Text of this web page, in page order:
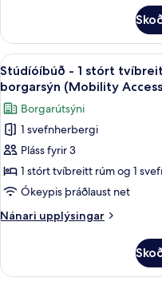
svefnsófa
borgarsýn
(Mobility
Accessible,
Tub)
-
stórt
tvíbreitt
með
svefnsófa
borgarsýn
(Mobility
Accessible,
Tub)
Skoða
allar
myndir
fyrir
Stúdíóíbúð
-
1
stórt
tvíbreitt
rúm
svefnsófa
8
Stúdíóíbúð - 1 stórt
borgarsýn (Mobility
Borgarútsýni
1 svefnherbergi
Pláss fyrir 3
1 stórt tvíbreitt rúm og 1
Ókeypis þráðlaust net
Nánari upplýsingar
Nánari
-